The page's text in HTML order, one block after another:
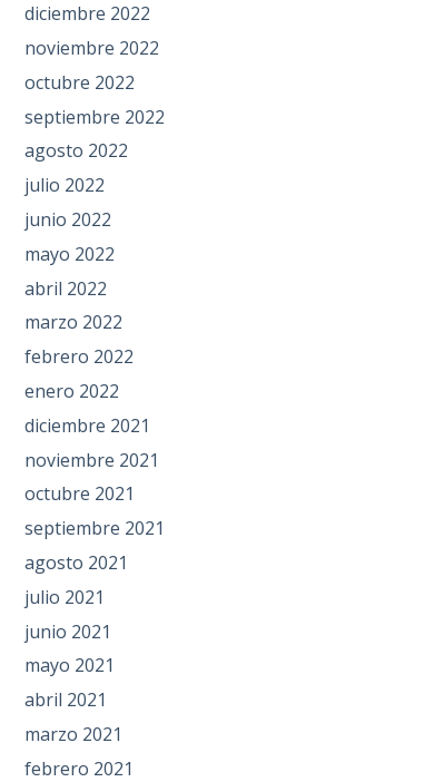
diciembre 2022
noviembre 2022
octubre 2022
septiembre 2022
agosto 2022
julio 2022
junio 2022
mayo 2022
abril 2022
marzo 2022
febrero 2022
enero 2022
diciembre 2021
noviembre 2021
octubre 2021
septiembre 2021
agosto 2021
julio 2021
junio 2021
mayo 2021
abril 2021
marzo 2021
febrero 2021